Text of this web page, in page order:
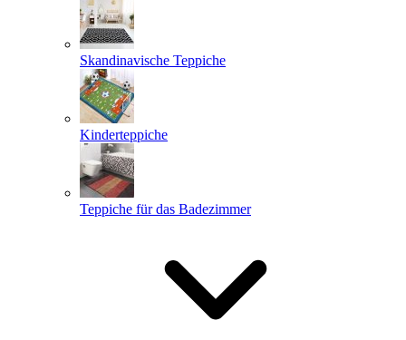
Skandinavische Teppiche
Kinderteppiche
Teppiche für das Badezimmer